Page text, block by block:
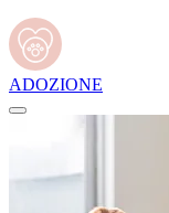
ADOZIONE